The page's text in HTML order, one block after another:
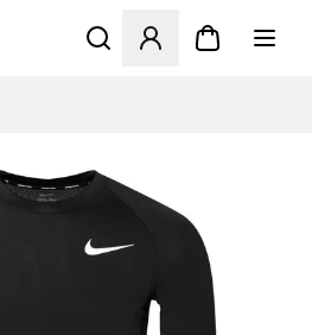
Megnyit egy modált a